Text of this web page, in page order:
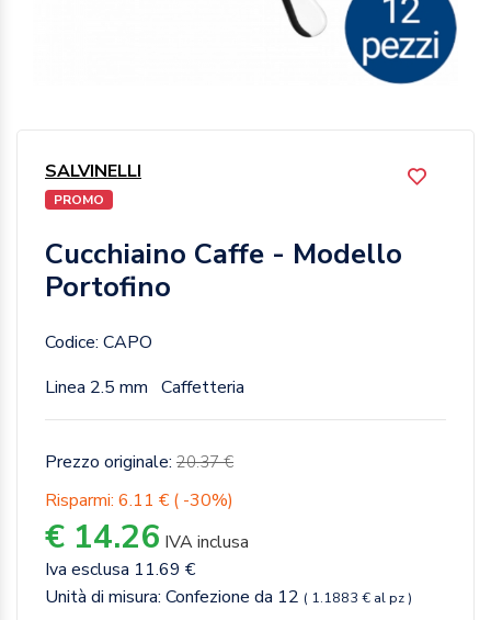
SALVINELLI
PROMO
Cucchiaino Caffe - Modello
Portofino
Codice: CAPO
Linea 2.5 mm Caffetteria
Prezzo originale: 20.37 €
Risparmi: 6.11 € ( -30%)
€ 14.26 IVA inclusa
Iva esclusa 11.69 €
Unità di misura: Confezione da 12 ( 1.1883 € al pz )